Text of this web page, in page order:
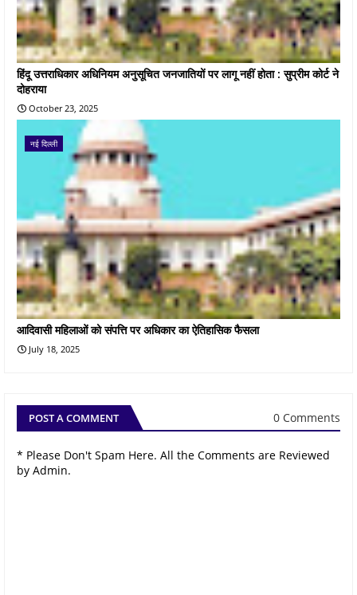
हिंदू उत्तराधिकार अधिनियम अनुसूचित जनजातियों पर लागू नहीं होता : सुप्रीम कोर्ट ने
दोहराया
October 23, 2025
नई दिल्ली
आदिवासी महिलाओं को संपत्ति पर अधिकार का ऐतिहासिक फैसला
July 18, 2025
POST A COMMENT 0 Comments
* Please Don't Spam Here. All the Comments are Reviewed
by Admin.